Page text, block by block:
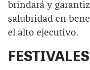
brindará y
salubridad en
el alto ejecutivo.
FESTIVALES